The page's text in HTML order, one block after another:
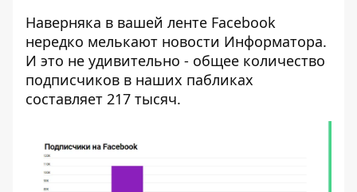
Наверняка в вашей ленте Facebook
нередко мелькают новости Информатора.
И это не удивительно - общее количество
подписчиков в наших пабликах
составляет 217 тысяч.